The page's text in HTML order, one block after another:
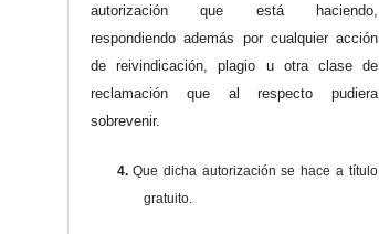
autorización que está haciendo,
respondiendo además por cualquier acción
de reivindicación, plagio u otra clase de
reclamación que al respecto pudiera
sobrevenir.
4. Que dicha autorización se hace a título
gratuito.